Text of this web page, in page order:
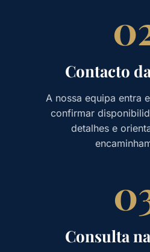
Contacto
A nossa equipa entra
confirmar
detalhes e
Consulta